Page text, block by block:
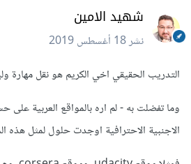
شهيد الامين
نشر18 أغسطس 2019
التدريب الحقيقي اخي الكريم هو نقل مهارة
وما تفضلت به - لم اره بالمواقع العربية
الاجنبية الاحترافية اوجدت حلول لمثل هذه